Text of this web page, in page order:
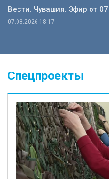
Вести. Чувашия. Эфир от
07.08.2026 18:17
Спецпроекты